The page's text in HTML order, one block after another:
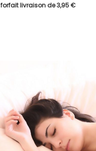
forfait livraison de3,95 €